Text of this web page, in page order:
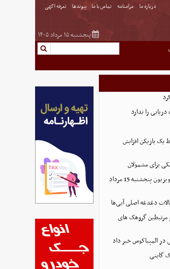
درباره ما مرامنامه تماس با ما پیوندها تعرفه اگهی
پنجشنبه ۱۵ مرداد ۱۴۰۵
را ندارد
یک بازیکن افزایش
برای مشمولان
لیست کامل فیلم‌های سینمایی امروز تلویزیون پنجشنبه 15 مرداد
دغدغه اصلی آبی‌ها
و مرتبطین گروهک های
در المپیاکوس خبر داد
گابنی